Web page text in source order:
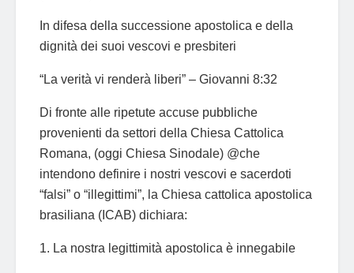
In difesa della successione apostolica e della
dignità dei suoi vescovi e presbiteri
“La verità vi renderà liberi” – Giovanni 8:32
Di fronte alle ripetute accuse pubbliche
provenienti da settori della Chiesa Cattolica
Romana, (oggi Chiesa Sinodale) @che
intendono definire i nostri vescovi e sacerdoti
“falsi” o “illegittimi”, la Chiesa cattolica apostolica
brasiliana (ICAB) dichiara:
1. La nostra legittimità apostolica è innegabile